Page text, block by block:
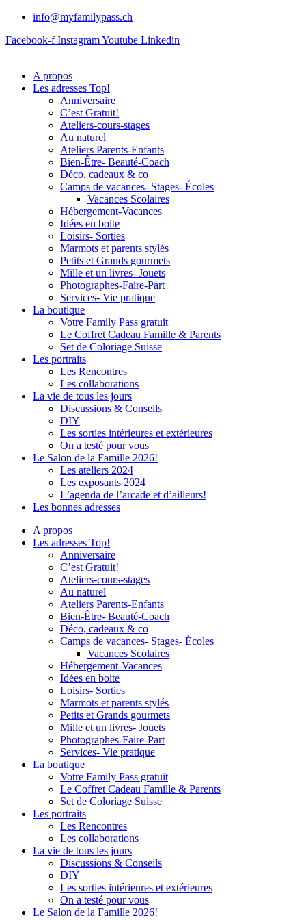
info@myfamilypass.ch
Facebook-f InstagramYoutube Linkedin
A propos
Les adresses Top!
Anniversaire
C’est Gratuit!
Ateliers-cours-stages
Au naturel
Ateliers Parents-Enfants
Bien-Être- Beauté-Coach
Déco, cadeaux & co
Camps de vacances- Stages- Écoles
Vacances Scolaires
Hébergement-Vacances
Idées en boite
Loisirs- Sorties
Marmots et parents stylés
Petits et Grands gourmets
Mille et un livres- Jouets
Photographes-Faire-Part
Services- Vie pratique
La boutique
Votre Family Pass gratuit
Le Coffret Cadeau Famille & Parents
Set de Coloriage Suisse
Les portraits
Les Rencontres
Les collaborations
La vie de tous les jours
Discussions & Conseils
DIY
Les sorties intérieures et extérieures
On a testé pour vous
Le Salon de la Famille 2026!
Les ateliers 2024
Les exposants 2024
L’agenda de l’arcade et d’ailleurs!
Les bonnes adresses
A propos
Les adresses Top!
Anniversaire
C’est Gratuit!
Ateliers-cours-stages
Au naturel
Ateliers Parents-Enfants
Bien-Être- Beauté-Coach
Déco, cadeaux & co
Camps de vacances- Stages- Écoles
Vacances Scolaires
Hébergement-Vacances
Idées en boite
Loisirs- Sorties
Marmots et parents stylés
Petits et Grands gourmets
Mille et un livres- Jouets
Photographes-Faire-Part
Services- Vie pratique
La boutique
Votre Family Pass gratuit
Le Coffret Cadeau Famille & Parents
Set de Coloriage Suisse
Les portraits
Les Rencontres
Les collaborations
La vie de tous les jours
Discussions & Conseils
DIY
Les sorties intérieures et extérieures
On a testé pour vous
Le Salon de la Famille 2026!